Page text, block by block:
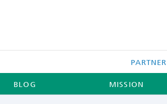
PARTNER
BLOG MISSION